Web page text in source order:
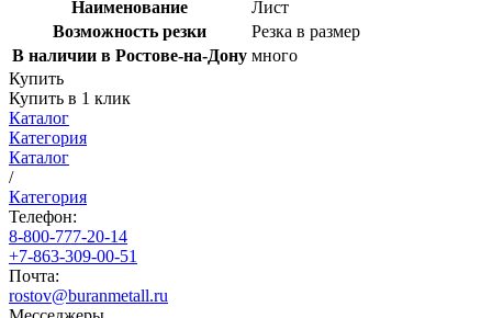
Наименование
Лист
Возможность резки
Резка в размер
В наличии в Ростове-на-Дону много
Купить
Купить в 1 клик
Каталог
Категория
Каталог
/
Категория
Телефон:
8-800-777-20-14
+7-863-309-00-51
Почта:
rostov@buranmetall.ru